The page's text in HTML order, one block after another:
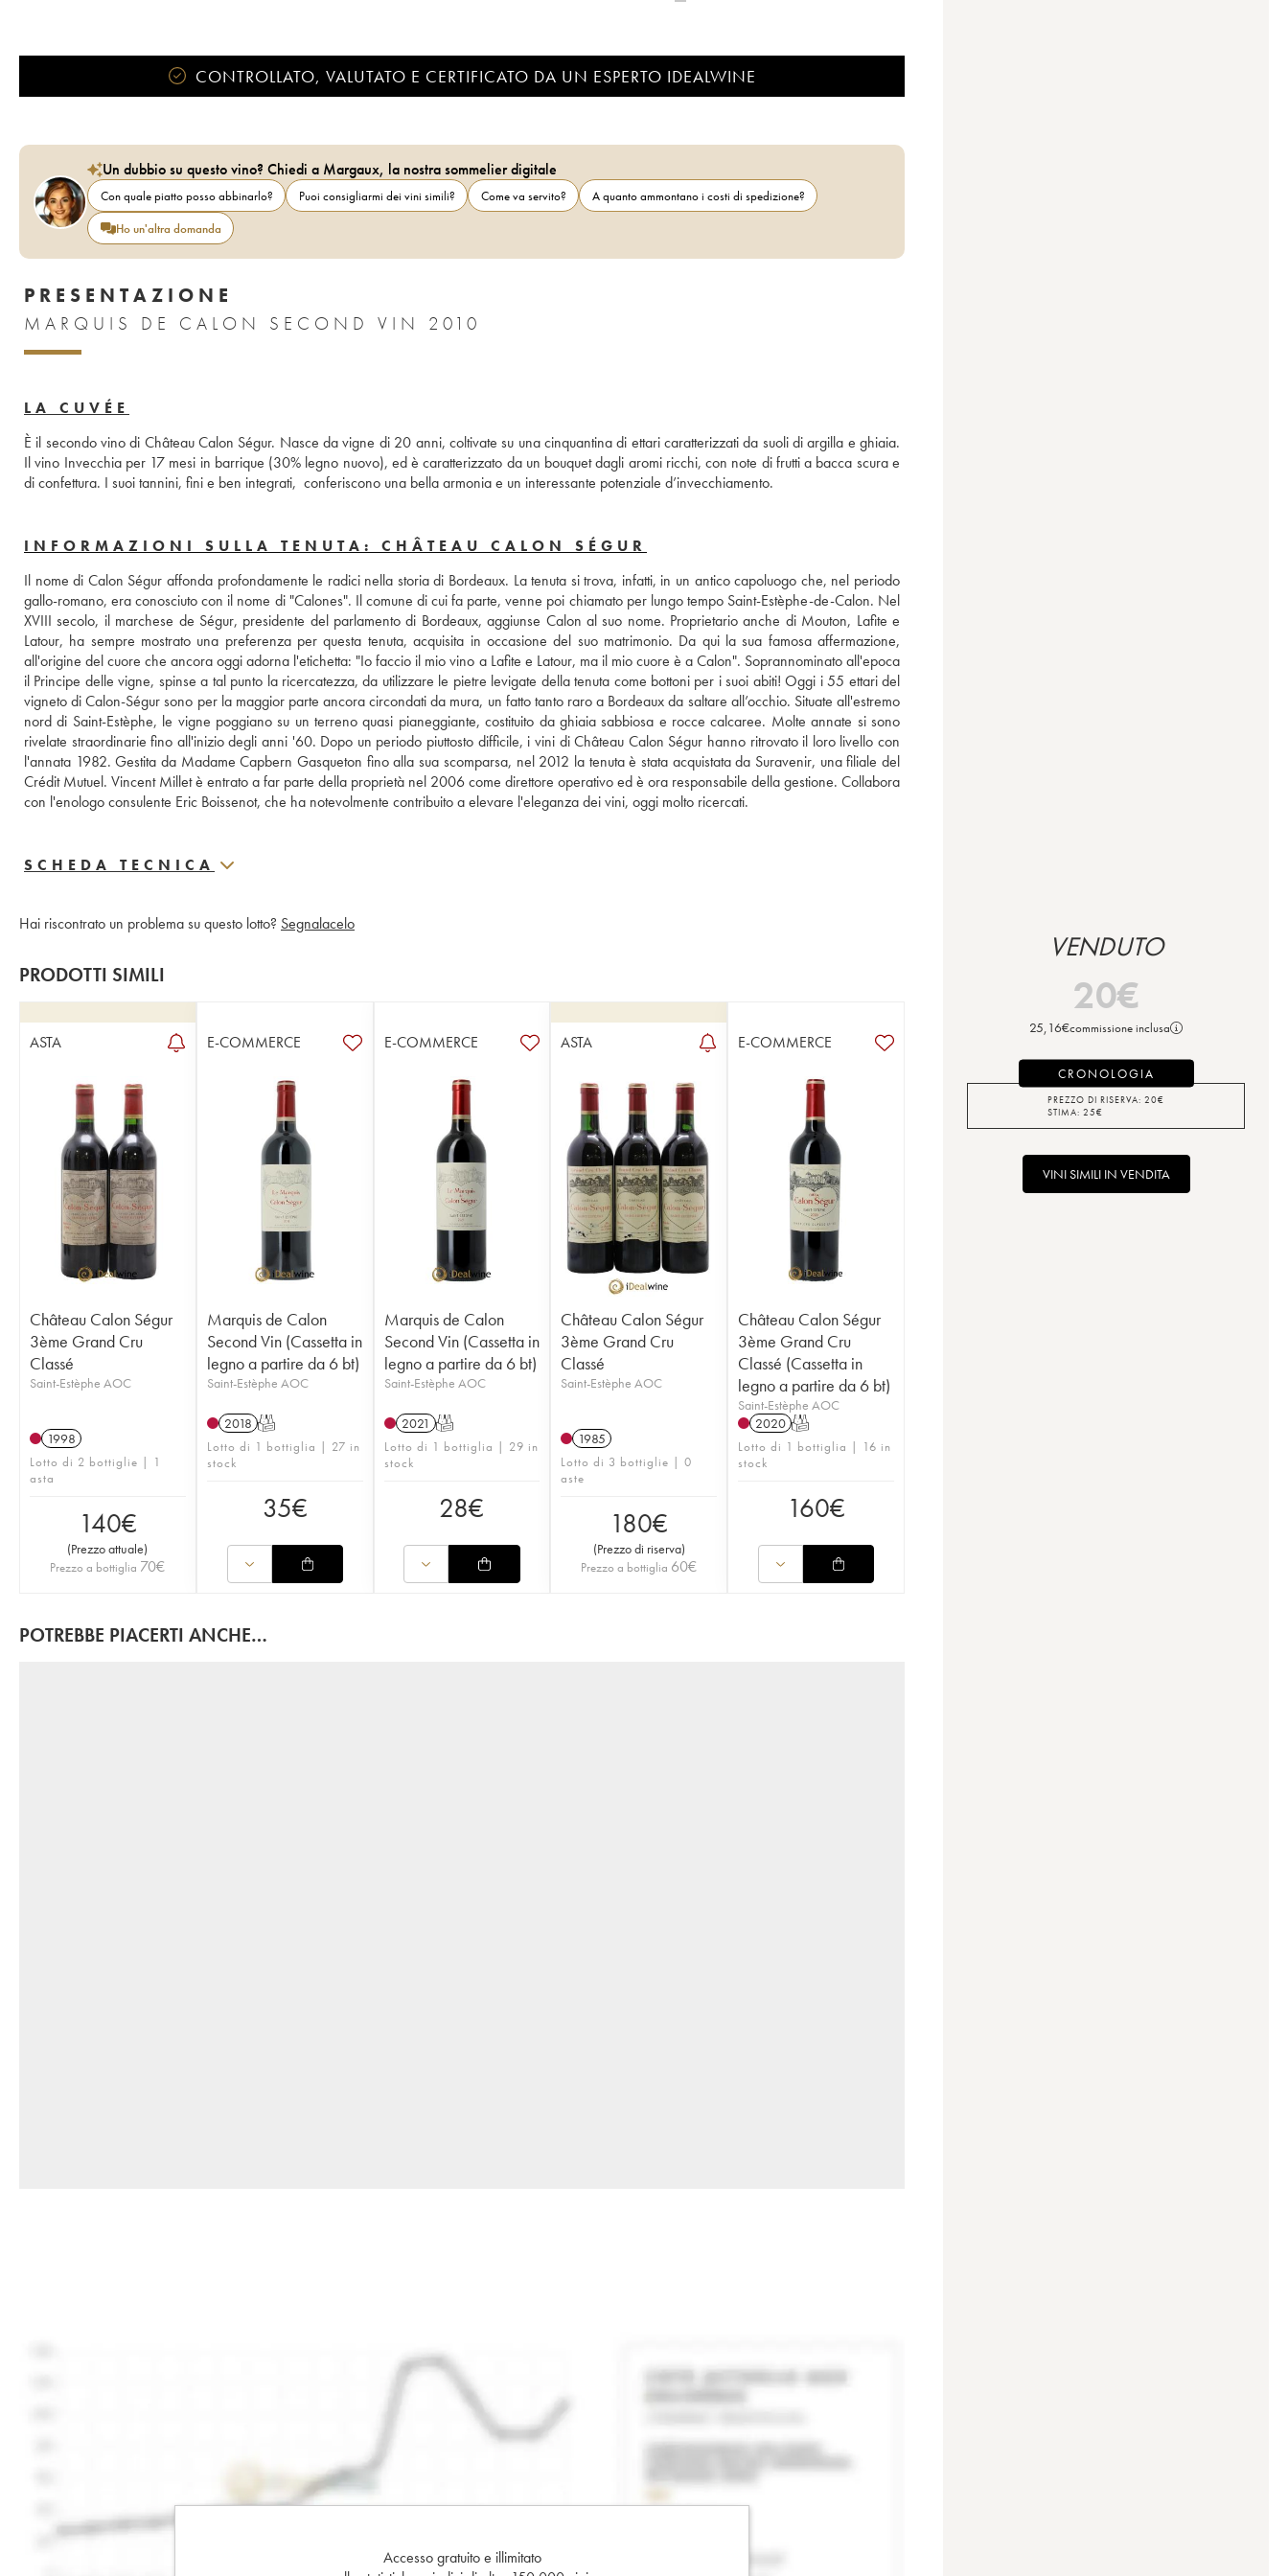
CONTROLLATO, VALUTATO E CERTIFICATO DA UN ESPERTO IDEALWINE
Un dubbio su questo vino? Chiedi a Margaux, la nostra sommelier digitale
Con quale piatto posso abbinarlo? Puoi consigliarmi dei vini simili? Come va servito?
A quanto ammontano i costi di spedizione?
Ho un'altra domanda
PRESENTAZIONE
MARQUIS DE CALON SECOND VIN 2010
LA CUVÉE
È il secondo vino di Château Calon Ségur. Nasce da vigne di 20 anni, coltivate su una cinquantina di ettari caratterizzati da suoli di argilla e ghiaia.
Il vino Invecchia per 17 mesi in barrique (30% legno nuovo), ed è caratterizzato da un bouquet dagli aromi ricchi, con note di frutti a bacca scura e
di confettura. I suoi tannini, fini e ben integrati,  conferiscono una bella armonia e un interessante potenziale d’invecchiamento.
INFORMAZIONI SULLA TENUTA: CHÂTEAU CALON SÉGUR
Il nome di Calon Ségur affonda profondamente le radici nella storia di Bordeaux. La tenuta si trova, infatti, in un antico capoluogo che, nel periodo
gallo-romano, era conosciuto con il nome di "Calones". Il comune di cui fa parte, venne poi chiamato per lungo tempo Saint-Estèphe-de-Calon. Nel
XVIII secolo, il marchese de Ségur, presidente del parlamento di Bordeaux, aggiunse Calon al suo nome. Proprietario anche di Mouton, Lafite e
Latour, ha sempre mostrato una preferenza per questa tenuta, acquisita in occasione del suo matrimonio. Da qui la sua famosa affermazione,
all'origine del cuore che ancora oggi adorna l'etichetta: "Io faccio il mio vino a Lafite e Latour, ma il mio cuore è a Calon". Soprannominato all'epoca
il Principe delle vigne, spinse a tal punto la ricercatezza, da utilizzare le pietre levigate della tenuta come bottoni per i suoi abiti! Oggi i 55 ettari del
vigneto di Calon-Ségur sono per la maggior parte ancora circondati da mura, un fatto tanto raro a Bordeaux da saltare all’occhio. Situate all'estremo
nord di Saint-Estèphe, le vigne poggiano su un terreno quasi pianeggiante, costituito da ghiaia sabbiosa e rocce calcaree. Molte annate si sono
rivelate straordinarie fino all'inizio degli anni '60. Dopo un periodo piuttosto difficile, i vini di Château Calon Ségur hanno ritrovato il loro livello con
l'annata 1982. Gestita da Madame Capbern Gasqueton fino alla sua scomparsa, nel 2012 la tenuta è stata acquistata da Suravenir, una filiale del
Crédit Mutuel. Vincent Millet è entrato a far parte della proprietà nel 2006 come direttore operativo ed è ora responsabile della gestione. Collabora
con l'enologo consulente Eric Boissenot, che ha notevolmente contribuito a elevare l'eleganza dei vini, oggi molto ricercati.
SCHEDA TECNICA
Hai riscontrato un problema su questo lotto? Segnalacelo
PRODOTTI SIMILI
ASTA
Château Calon Ségur
3ème Grand Cru
Classé
Saint-Estèphe AOC
1998
Lotto di 2 bottiglie | 1
asta
140€
(Prezzo attuale)
Prezzo a bottiglia 70€
E-COMMERCE
Marquis de Calon
Second Vin (Cassetta in
legno a partire da 6 bt)
Saint-Estèphe AOC
2018 T
Lotto di 1 bottiglia | 27 in
stock
35€
E-COMMERCE
Marquis de Calon
Second Vin (Cassetta in
legno a partire da 6 bt)
Saint-Estèphe AOC
2021 T
Lotto di 1 bottiglia | 29 in
stock
28€
ASTA
Château Calon Ségur
3ème Grand Cru
Classé
Saint-Estèphe AOC
1985
Lotto di 3 bottiglie | 0
aste
180€
(Prezzo di riserva)
Prezzo a bottiglia 60€
E-COMMERCE
Château Calon Ségur
3ème Grand Cru
Classé (Cassetta in
legno a partire da 6 bt)
Saint-Estèphe AOC
2020 T
Lotto di 1 bottiglia | 16 in
stock
160€
POTREBBE PIACERTI ANCHE…
Accesso gratuito e illimitato
VENDUTO
20€
25,16€commissione inclusa
CRONOLOGIA
PREZZO DI RISERVA: 20€
STIMA: 25€
VINI SIMILI IN VENDITA